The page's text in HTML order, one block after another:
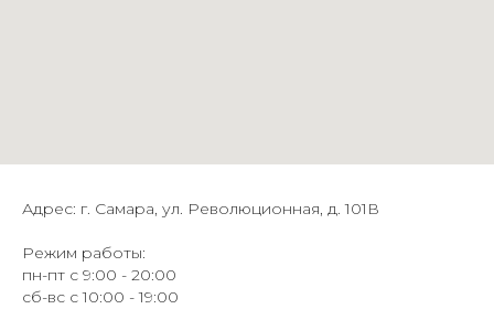
Адрес: г. Самара, ул. Революционная, д. 101В
Режим работы:
пн-пт с 9:00 - 20:00
сб-вс с 10:00 - 19:00